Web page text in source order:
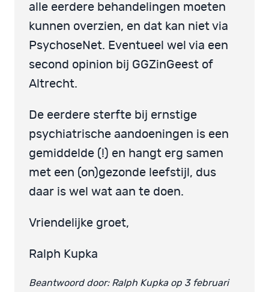
alle eerdere behandelingen moeten
kunnen overzien, en dat kan niet via
PsychoseNet. Eventueel wel via een
second opinion bij GGZinGeest of
Altrecht.
De eerdere sterfte bij ernstige
psychiatrische aandoeningen is een
gemiddelde (!) en hangt erg samen
met een (on)gezonde leefstijl, dus
daar is wel wat aan te doen.
Vriendelijke groet,
Ralph Kupka
Beantwoord door: Ralph Kupka op 3 februari